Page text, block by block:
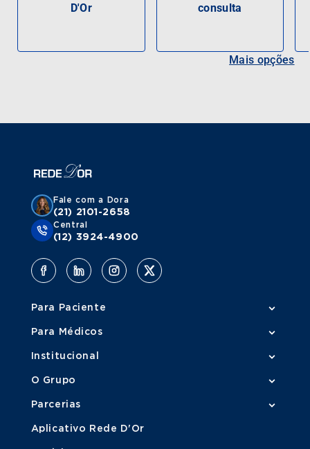
D'Or
consulta
Mais opções
Fale com a Dora
(21) 2101-2658
Central
(12) 3924-4900
Para Paciente
Para Médicos
Institucional
O Grupo
Parcerias
Aplicativo Rede D'Or